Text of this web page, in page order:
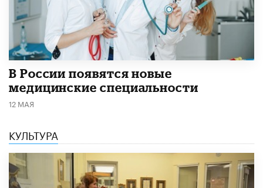
В России появятся новые
медицинские специальности
12 МАЯ
КУЛЬТУРА